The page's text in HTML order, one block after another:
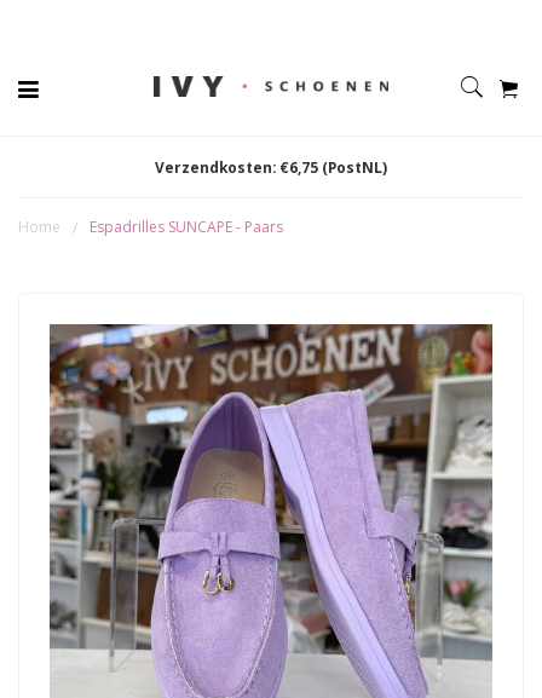
Verzendkosten: €6,75 (PostNL)
Home / Espadrilles SUNCAPE - Paars